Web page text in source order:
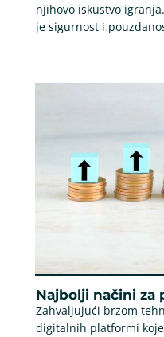
njihovo iskustvo
je sigurnost i
Najbolji načini za
Zahvaljujući brzom
digitalnih platformi